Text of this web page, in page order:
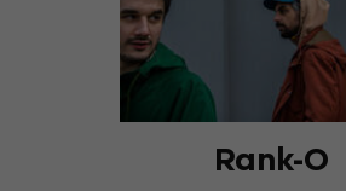
Rank-O